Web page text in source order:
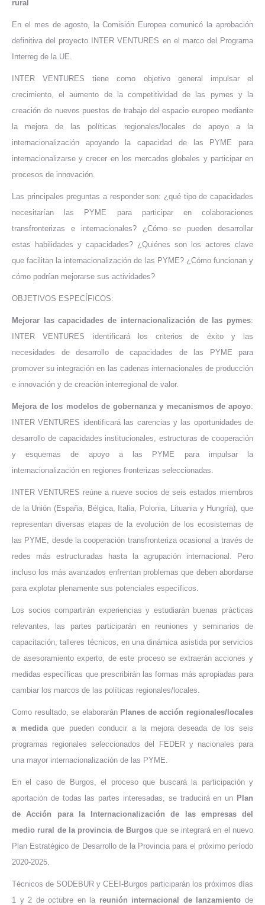
rural
En el mes de agosto, la Comisión Europea comunicó la aprobación
definitiva del proyecto INTER VENTURES en el marco del Programa
Interreg de la UE.
INTER VENTURES tiene como objetivo general impulsar el
crecimiento, el aumento de la competitividad de las pymes y la
creación de nuevos puestos de trabajo del espacio europeo mediante
la mejora de las políticas regionales/locales de apoyo a la
internacionalización apoyando la capacidad de las PYME para
internacionalizarse y crecer en los mercados globales y participar en
procesos de innovación.
Las principales preguntas a responder son: ¿qué tipo de capacidades
necesitarían las PYME para participar en colaboraciones
transfronterizas e internacionales? ¿Cómo se pueden desarrollar
estas habilidades y capacidades? ¿Quiénes son los actores clave
que facilitan la internacionalización de las PYME? ¿Cómo funcionan y
cómo podrían mejorarse sus actividades?
OBJETIVOS ESPECÍFICOS:
Mejorar las capacidades de internacionalización de las pymes:
INTER VENTURES identificará los criterios de éxito y las
necesidades de desarrollo de capacidades de las PYME para
promover su integración en las cadenas internacionales de producción
e innovación y de creación interregional de valor.
Mejora de los modelos de gobernanza y mecanismos de apoyo:
INTER VENTURES identificará las carencias y las oportunidades de
desarrollo de capacidades institucionales, estructuras de cooperación
y esquemas de apoyo a las PYME para impulsar la
internacionalización en regiones fronterizas seleccionadas.
INTER VENTURES reúne a nueve socios de seis estados miembros
de la Unión (España, Bélgica, Italia, Polonia, Lituania y Hungría), que
representan diversas etapas de la evolución de los ecosistemas de
las PYME, desde la cooperación transfronteriza ocasional a través de
redes más estructuradas hasta la agrupación internacional. Pero
incluso los más avanzados enfrentan problemas que deben abordarse
para explotar plenamente sus potenciales específicos.
Los socios compartirán experiencias y estudiarán buenas prácticas
relevantes, las partes participarán en reuniones y seminarios de
capacitación, talleres técnicos, en una dinámica asistida por servicios
de asesoramiento experto, de este proceso se extraerán acciones y
medidas específicas que prescribirán las formas más apropiadas para
cambiar los marcos de las políticas regionales/locales.
Como resultado, se elaboraránPlanes de acción regionales/locales
a medidaque pueden conducir a la mejora deseada de los seis
programas regionales seleccionados del FEDER y nacionales para
una mayor internacionalización de las PYME.
En el caso de Burgos, el proceso que buscará la participación y
aportación de todas las partes interesadas, se traducirá en un Plan
de Acción para la Internacionalización de las empresas del
medio rural de la provincia de Burgosque se integrará en el nuevo
Plan Estratégico de Desarrollo de la Provincia para el próximo período
2020-2025.
Técnicos de SODEBUR y CEEI-Burgos participarán los próximos días
1 y 2 de octubre en la reunión internacional de lanzamiento de